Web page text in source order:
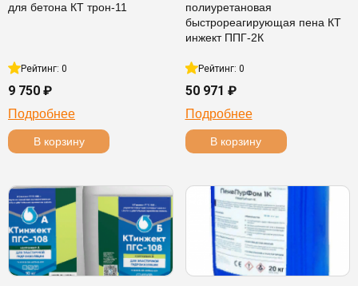
для бетона КТ трон-11
Рейтинг: 0
9 750 ₽
Подробнее
В корзину
полиуретановая
быстрореагирующая пена КТ
инжект ППГ-2К
Рейтинг: 0
50 971 ₽
Подробнее
В корзину